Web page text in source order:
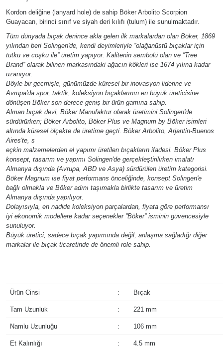
Kordon deliğine (lanyard hole) de sahip Böker Arbolito Scorpion
Guayacan, birinci sınıf ve siyah deri kılıfı (tulum) ile sunulmaktadır.
Tüm dünyada bıçak denince akla gelen ilk markalardan olan Böker, 1869
yılından beri Solingen'de, kendi deyimleriyle ''olağanüstü bıçaklar için
tutku ve coşku ile'' üretim yapıyor. Kalitenin sembolü olan ve ''Tree
Brand'' olarak bilinen markasındaki ağacın kökleri ise 1674 yılına kadar
uzanıyor.
Böyle bir geçmişle, günümüzde küresel bir inovasyon liderine ve
Avrupa'da spor, taktik, koleksiyon bıçaklarının en büyük üreticisine
dönüşen Böker son derece geniş bir ürün gamına sahip.
Alman bıçak devi, Böker Manufaktur olarak üretimini Solingen'de
sürdürürken; Böker Arbolito, Böker Plus ve Magnum by Böker isimleri
altında küresel ölçekte de üretime geçti. Böker Arbolito, Arjantin-Buenos
Aires'te, s
eçkin malzemelerden el yapımı üretilen bıçakların ifadesi. Böker Plus
konsept, tasarım ve yapımı Solingen'de gerçekleştirilirken imalatı
Almanya dışında (Avrupa, ABD ve Asya) sürdürülen üretim kategorisi.
Böker Magnum ise fiyat performans önceliğinde, konsept Solingen'e
bağlı olmakla ve Böker adını taşımakla birlikte tasarım ve üretim
Almanya dışında yapılıyor.
Dolayısıyla, en nadide koleksiyon parçalardan, fiyata göre performansı
iyi ekonomik modellere kadar seçenekler ''Böker'' isminin güvencesiyle
sunuluyor.
Büyük üretici, sadece bıçak yapımında değil, anlaşma sağladığı diğer
markalar ile bıçak ticaretinde de önemli role sahip.
Ürün Cinsi : Bıçak
Tam Uzunluk : 221 mm
Namlu Uzunluğu : 106 mm
Et Kalınlığı : 4.5 mm